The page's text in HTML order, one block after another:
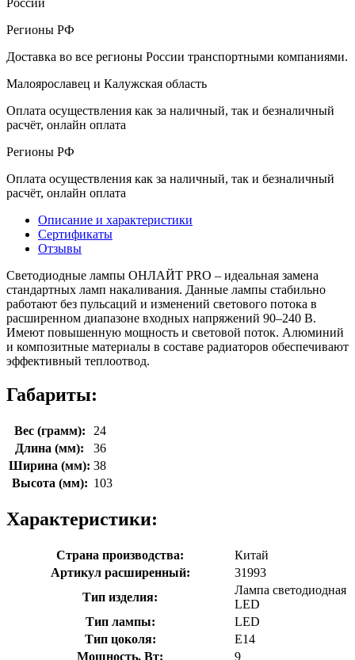
Регионы РФ
Доставка во все регионы России транспортными компаниями.
Малоярославец и Калужская область
Оплата осуществления как за наличный, так и безналичный
расчёт, онлайн оплата
Регионы РФ
Оплата осуществления как за наличный, так и безналичный
расчёт, онлайн оплата
Описание и характеристики
Сертификаты
Отзывы
Светодиодные лампы ОНЛАЙТ PRO – идеальная замена
стандартных ламп накаливания. Данные лампы стабильно
работают без пульсаций и изменений светового потока в
расширенном диапазоне входных напряжений 90–240 В.
Имеют повышенную мощность и световой поток. Алюминий
и композитные материалы в составе радиаторов обеспечивают
эффективный теплоотвод.
Габариты:
Вес (грамм):
24
Длина (мм):
36
Ширина (мм): 38
Высота (мм): 103
Характеристики:
Страна производства:
Китай
Артикул расширенный:
31993
Тип изделия:
Лампа светодиодная
LED
Тип лампы:
LED
Тип цоколя:
E14
Мощность, Вт:
9